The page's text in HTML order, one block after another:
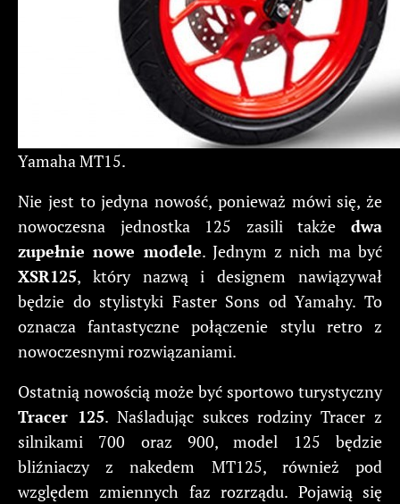
Yamaha MT15.
Nie jest to jedyna nowość, ponieważ mówi się, że
nowoczesna jednostka 125 zasili także dwa
zupełnie nowe modele. Jednym z nich ma być
XSR125, który nazwą i designem nawiązywał
będzie do stylistyki Faster Sons od Yamahy. To
oznacza fantastyczne połączenie stylu retro z
nowoczesnymi rozwiązaniami.
Ostatnią nowością może być sportowo turystyczny
Tracer 125. Naśladując sukces rodziny Tracer z
silnikami 700 oraz 900, model 125 będzie
bliźniaczy z nakedem MT125, również pod
względem zmiennych faz rozrządu. Pojawią się